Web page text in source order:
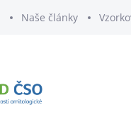
Naše články